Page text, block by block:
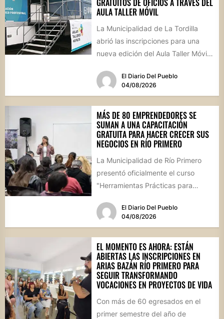
GRATUITOS DE OFICIOS A TRAVÉS DEL
AULA TALLER MÓVIL
La Municipalidad de La Tordilla
abrió las inscripciones para una
nueva edición del Aula Taller Móvil
El Diario Del Pueblo
04/08/2026
MÁS DE 80 EMPRENDEDORES SE
SUMAN A UNA CAPACITACIÓN
GRATUITA PARA HACER CRECER SUS
NEGOCIOS EN RÍO PRIMERO
La Municipalidad de Río Primero
presentó oficialmente el curso
"Herramientas Prácticas para
destinada a emprendedores,...
El Diario Del Pueblo
04/08/2026
EL MOMENTO ES AHORA: ESTÁN
ABIERTAS LAS INSCRIPCIONES EN
ARIAS BAZÁN RÍO PRIMERO PARA
SEGUIR TRANSFORMANDO
VOCACIONES EN PROYECTOS DE VIDA
Con más de 60 egresados en el
primer semestre del año de